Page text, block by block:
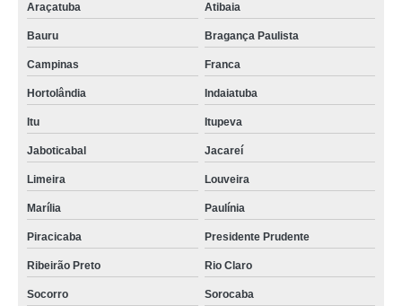
Araçatuba Atibaia
Bauru Bragança Paulista
Campinas Franca
Hortolândia Indaiatuba
Itu Itupeva
Jaboticabal Jacareí
Limeira Louveira
Marília Paulínia
Piracicaba Presidente Prudente
Ribeirão Preto Rio Claro
Socorro Sorocaba